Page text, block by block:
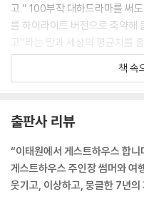
고.” 100부작 대하드라마를 써
를 하이라이트 버전으로 축약해
고”라는 말과 세상의 평균치를
왔는지 조금은 알 것 같았다. -30
일주일 전 새벽 3시경으로 거슬
를 잘못 눌렀을 때 나는 소리가
리가 났다. 현관문의 렌즈 구멍
어보니, 웬 외국인 하나가 문 앞
이 청년과 해장국〉)
책 속
출판사 리뷰
“이태원에서 게스트하우스 합니
게스트하우스 주인장 썸머와 여
웃기고, 이상하고, 뭉클한 7년의